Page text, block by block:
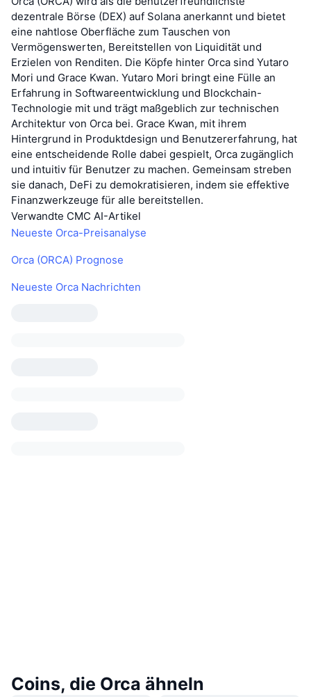
dezentrale Börse (DEX) auf Solana anerkannt und bietet
eine nahtlose Oberfläche zum Tauschen von
Vermögenswerten, Bereitstellen von Liquidität und
Erzielen von Renditen. Die Köpfe hinter Orca sind Yutaro
Mori und Grace Kwan. Yutaro Mori bringt eine Fülle an
Erfahrung in Softwareentwicklung und Blockchain-
Technologie mit und trägt maßgeblich zur technischen
Architektur von Orca bei. Grace Kwan, mit ihrem
Hintergrund in Produktdesign und Benutzererfahrung, hat
eine entscheidende Rolle dabei gespielt, Orca zugänglich
und intuitiv für Benutzer zu machen. Gemeinsam streben
sie danach, DeFi zu demokratisieren, indem sie effektive
Finanzwerkzeuge für alle bereitstellen.
Verwandte CMC AI-Artikel
Neueste Orca-Preisanalyse
Orca (ORCA) Prognose
Neueste Orca Nachrichten
Coins, die Orca ähneln